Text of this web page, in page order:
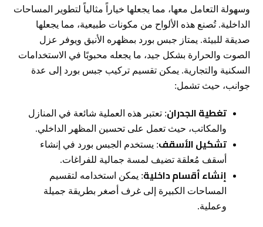
وسهولة التعامل معها، مما يجعلها خياراً مثالياً لتطوير المساحات
الداخلية. تُصنع هذه الألواح من مكونات طبيعية، مما يجعلها
صديقة للبيئة. يمتاز جبس بورد بمظهره الأنيق ويوفر عزل
الصوت والحرارة بشكل جيد، ما يجعله محبوبًا في الاستخدامات
السكنية والتجارية. يمكن تقسيم تركيب جبس بورد إلى عدة
جوانب، حيث تشمل:
تغطية الجدران: تعتبر هذه العملية شائعة في المنازل
والمكاتب، حيث تعمل على تحسين المظهر الداخلي.
تشكيل الأسقف: يستخدم الجبس بورد في إنشاء
أسقف مُعلقة تضيف لمسة جمالية للفراغات.
إنشاء أقسام داخلية: يمكن استخدامه لتقسيم
المساحات الكبيرة إلى غرف أصغر بطريقة جميلة
وعملية.